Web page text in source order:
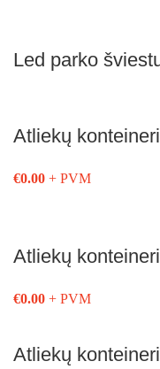
Led parko
Atliekų
€0.00 + PVM
Atliekų
€0.00 + PVM
Atliekų